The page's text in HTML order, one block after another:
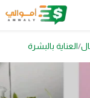
العناية بالبشرة